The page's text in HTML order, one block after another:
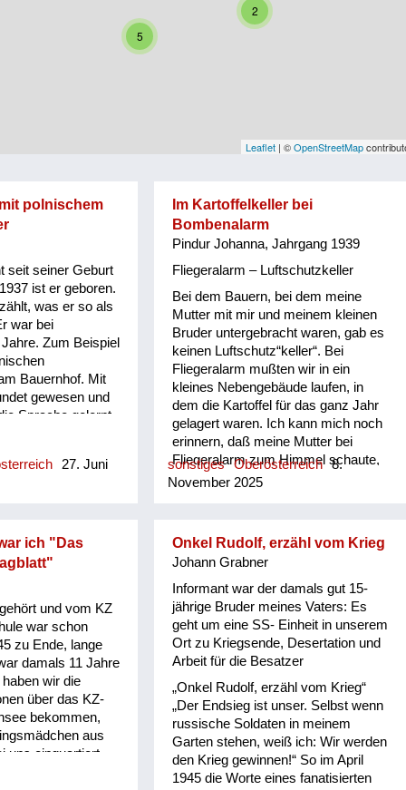
2
5
Leaflet | ©OpenStreetMap
polnischem
seit seiner Geburt
ist er geboren.
was er so als
war bei
Zum Beispiel
Bauernhof. Mit
gewesen und
Sprache gelernt.
dann zum
Barackenlager
Kleine war
gewusst
und er ist ihm
zu dem
dem
27. Juni
Im Kartoffelkeller bei
Bombenalarm
Pindur Johanna, Jahrgang 1939
Fliegeralarm – Luftschutzkeller
Bei dem Bauern, bei dem meine
Mutter mit mir und meinem kleinen
Bruder untergebracht waren, gab es
keinen Luftschutz“keller“. Bei
Fliegeralarm mußten wir in ein
kleines Nebengebäude laufen, in
dem die Kartoffel für das ganz Jahr
gelagert waren. Ich kann mich noch
erinnern, daß meine Mutter bei
Fliegeralarm zum Himmel schaute,
die herannahenden Flugzeuge im
Und sie hatte immer recht. Im
obersten Stock des Bauernhauses
war eine Frau untergebracht, die
immer Karten legte. Sie kam nie in
den Kartoffelkeller. Doch eines
Tages kam sie gerannt und rief
„heute wird’s gefährlich“ … und
dem Haus ein.
sonstiges Oberösterreich 8.
November 2025
ich "Das
und vom KZ
war schon
zu Ende, lange
damals 11 Jahre
wir die
über das KZ-
bekommen,
aus
uns einquartiert
Onkel Rudolf, erzähl vom Krieg
Johann Grabner
Informant war der damals gut 15-
jährige Bruder meines Vaters: Es
geht um eine SS- Einheit in unserem
Ort zu Kriegsende, Desertation und
Arbeit für die Besatzer
„Onkel Rudolf, erzähl vom Krieg“
„Der Endsieg ist unser. Selbst wenn
russische Soldaten in meinem
Garten stehen, weiß ich: Wir werden
den Krieg gewinnen!“ So im April
1945 die Worte eines fanatisierten